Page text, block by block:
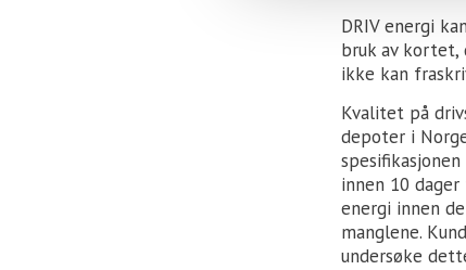
DRIV energi
bruk av
ikke kan
Kvalitet på
depoter i
innen 10
energi innen
manglene.
undersøke